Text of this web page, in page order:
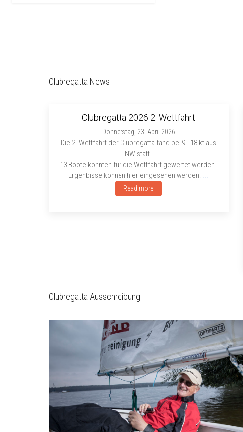
Clubregatta News
Clubregatta 2026 2. Wettfahrt
Donnerstag, 23. April 2026
Die 2. Wettfahrt der Clubregatta fand bei 9 - 18 kt aus
NW statt.
13 Boote konnten für die Wettfahrt gewertet werden.
Ergenbisse können hier eingesehen werden: ...
Read more
Clubregatta Ausschreibung